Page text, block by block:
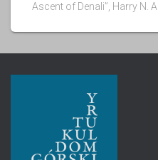
Ascent of Denali”, Harry N.